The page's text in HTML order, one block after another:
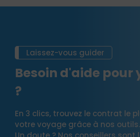
Laissez-vous guider
Besoin d'aide pour
?
En 3 clics, trouvez le contrat le
votre voyage grâce à nos